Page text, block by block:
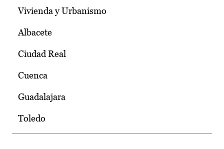
Vivienda y Urbanismo
Albacete
Ciudad Real
Cuenca
Guadalajara
Toledo